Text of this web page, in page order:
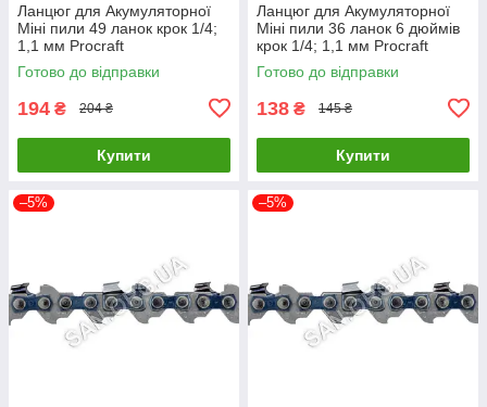
Ланцюг для Акумуляторної
Міні пили 49 ланок крок 1/4;
1,1 мм Procraft
Готово до відправки
194 ₴ 204 ₴
Купити
Ланцюг для Акумуляторної
Міні пили 36 ланок 6 дюймів
крок 1/4; 1,1 мм Procraft
Готово до відправки
138 ₴ 145 ₴
Купити
–5% –5%